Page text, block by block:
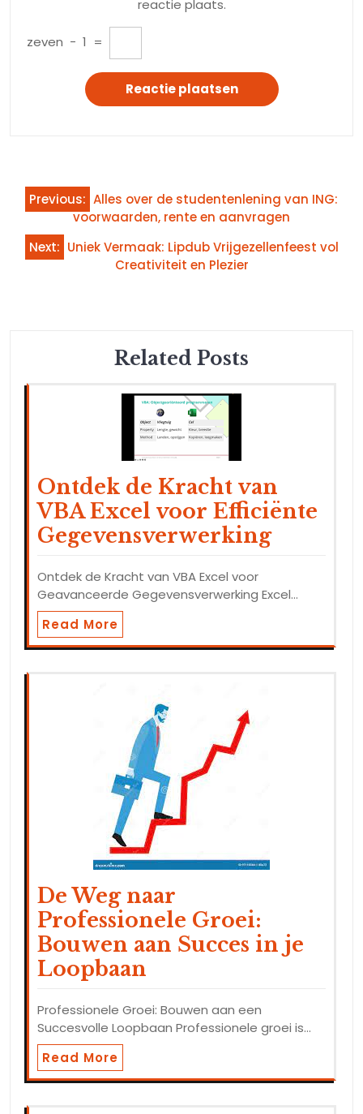
reactie plaats.
zeven − 1 =
Bericht
navigatie
Previous: Alles over de studentenlening van ING:
voorwaarden, rente en aanvragen
Next: Uniek Vermaak: Lipdub Vrijgezellenfeest vol
Creativiteit en Plezier
Related Posts
Ontdek de Kracht van
VBA Excel voor Efficiënte
Gegevensverwerking
Ontdek de Kracht van VBA Excel voor
Geavanceerde Gegevensverwerking Excel…
Read More
De Weg naar
Professionele Groei:
Bouwen aan Succes in je
Loopbaan
Professionele Groei: Bouwen aan een
Succesvolle Loopbaan Professionele groei is…
Read More